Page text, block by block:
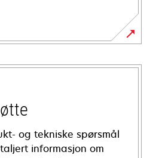
og tekniske spørsmål
informasjon om